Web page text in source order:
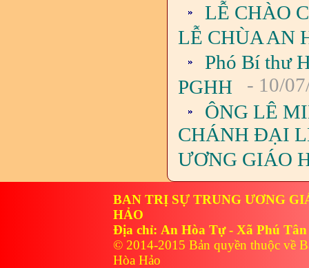
LỄ CHÀO
LỄ CHÙA AN
Phó Bí thư
PGHH
- 10/
ÔNG LÊ
CHÁNH ĐẠI
ƯƠNG GIÁO
BAN TRỊ SỰ TRUNG ƯƠNG
HẢO
Địa chỉ: An Hòa Tự - Xã Phú
© 2014-2015 Bản quyền thuộc về
Hòa Hảo